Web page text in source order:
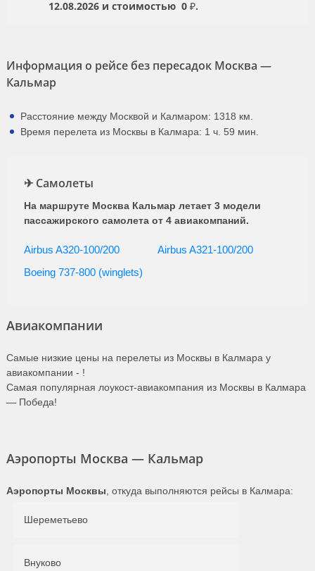
12.08.2026 и стоимостью 0 ₽.
Информация о рейсе без пересадок Москва —
Кальмар
Расстояние между Москвой и Калмаром: 1318 км.
Время перелета из Москвы в Калмара: 1 ч. 59 мин.
✈ Самолеты
На маршруте Москва Кальмар летает 3 модели
пассажирского самолета от 4 авиакомпаний.
Airbus A320-100/200
Airbus A321-100/200
Boeing 737-800 (winglets)
Авиакомпании
Самые низкие цены на перелеты из Москвы в Калмара у
авиакомпании - !
Самая популярная лоукост-авиакомпания из Москвы в Калмара
— Победа!
Аэропорты Москва — Кальмар
Аэропорты Москвы , откуда выполняются рейсы в Калмара:
Шереметьево
Внуково